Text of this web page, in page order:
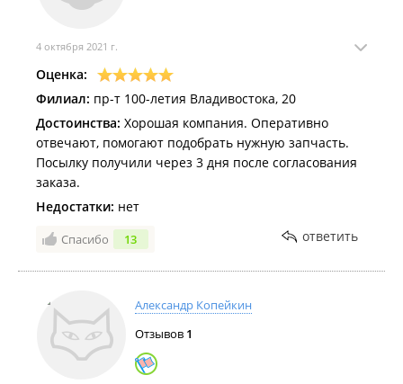
4 октября 2021 г.
Оценка:
Филиал: пр-т 100-летия Владивостока, 20
Достоинства: Хорошая компания. Оперативно
отвечают, помогают подобрать нужную запчасть.
Посылку получили через 3 дня после согласования
заказа.
Недостатки: нет
Спасибо 13 ответить
Александр Копейкин
Отзывов 1